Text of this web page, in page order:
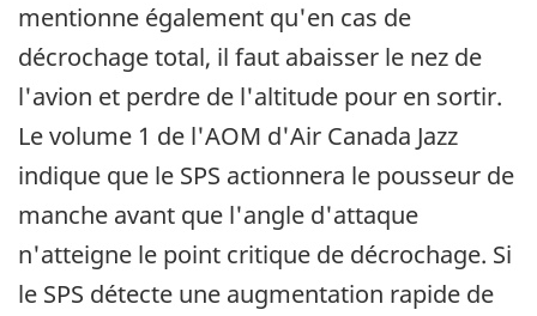
mentionne également qu'en cas de
décrochage total, il faut abaisser le nez de
l'avion et perdre de l'altitude pour en sortir.
Le volume 1 de l'AOM d'Air Canada Jazz
indique que le SPS actionnera le pousseur de
manche avant que l'angle d'attaque
n'atteigne le point critique de décrochage. Si
le SPS détecte une augmentation rapide de